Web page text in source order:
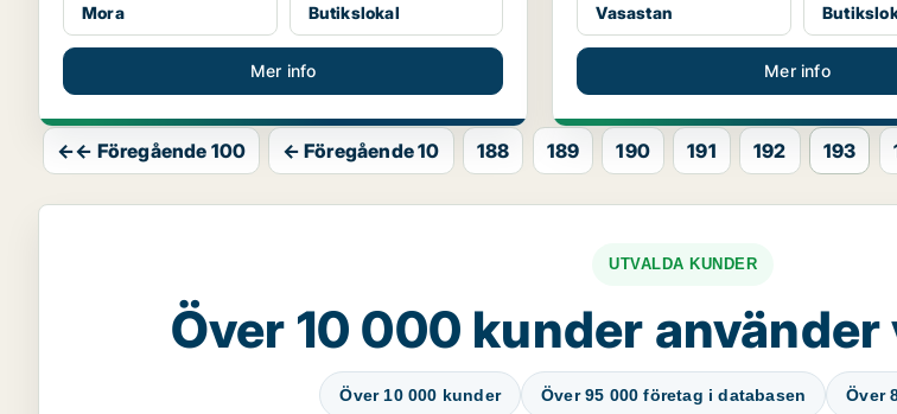
Mora
Butikslokal
Mer info
Vasastan
Mer info
←← Föregående 100 ← Föregående 10 188 189 190 191 192 193
UTVALDA KUNDER
Över 10 000 kunder
Över 10 000 kunder Över 95 000 företag i databasen Över